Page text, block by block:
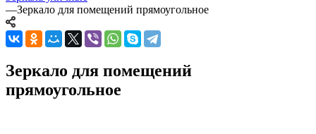
—Зеркало для помещений прямоугольное
Зеркало для помещений
прямоугольное